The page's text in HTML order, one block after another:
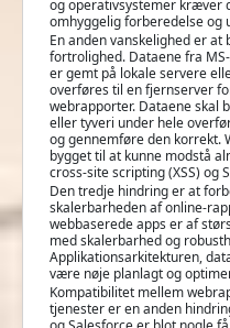
og operativsystemer kræver
omhyggelig forberedelse og
En anden vanskelighed er
fortrolighed. Dataene fra
er gemt på lokale servere
overføres til en fjernserver
webrapporter. Dataene skal
eller tyveri under hele
og gennemføre den korrekt.
bygget til at kunne modstå
cross-site scripting (XSS) og
Den tredje hindring er at
skalerbarheden af online-
webbaserede apps er af
med skalerbarhed og
Applikationsarkitekturen,
være nøje planlagt og
Kompatibilitet mellem
tjenester er en anden